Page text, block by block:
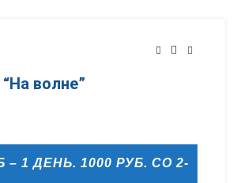
волне”
– 1 ДЕНЬ. 1000 РУБ. СО 2-